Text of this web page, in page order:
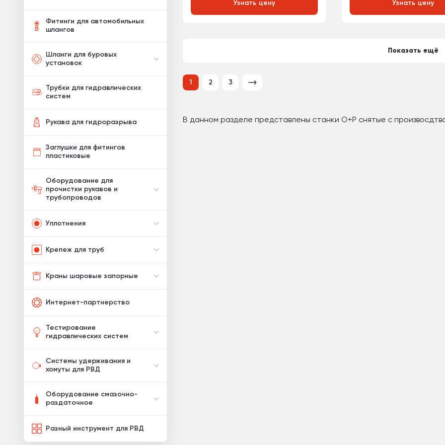
Фитинги для автомобильных
шлангов
Шланги для буровых
установок
Трубки для гидравлических
систем
Рукава для гидроразрыва
Заглушки для фитингов
пластиковые
Оборудование для
прочистки рукавов и
трубопроводов
Уплотнения
Крепеж для труб
Краны шаровые запорные
Интернет-партнерство
Тестирование
гидравлических систем
Системы удерживания и
хомуты для РВД
Оборудование смазочно-
раздаточное
Разный инструмент для РВД
Узнать цену Узнать цену
Показать ещё
1 2 3
В данном разделе представлены станки O+P снятые с